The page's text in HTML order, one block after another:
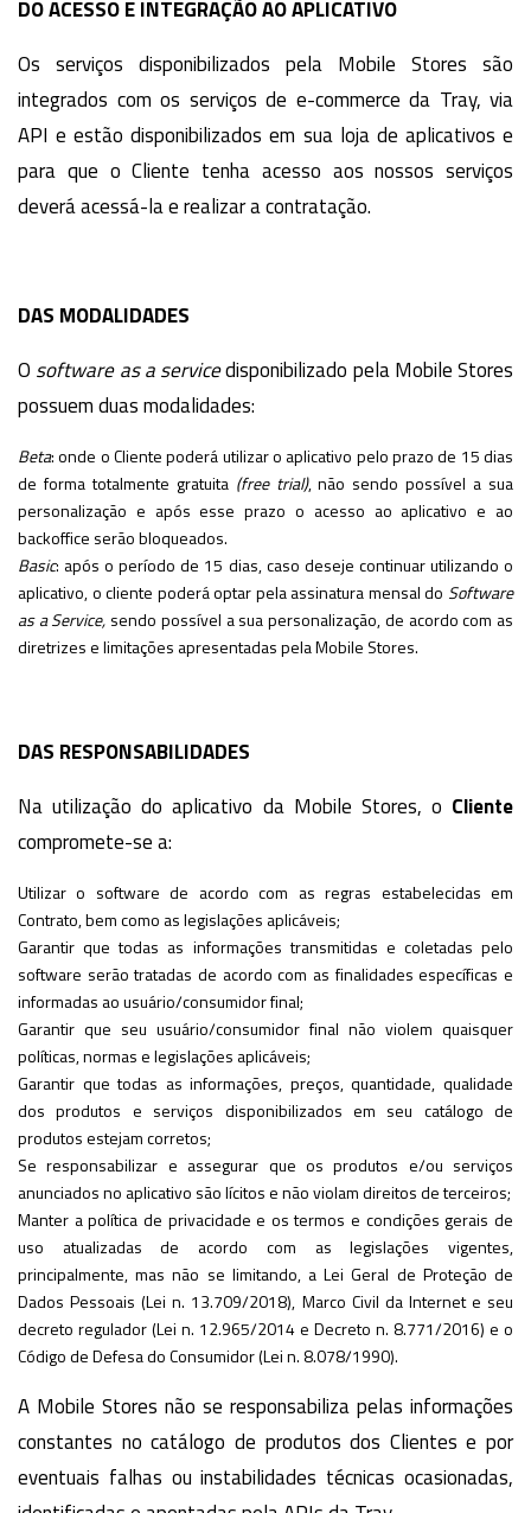
DO ACESSO E INTEGRAÇÃO AO APLICATIVO
Os serviços disponibilizados pela Mobile Stores são
integrados com os serviços de e-commerce da Tray, via
API e estão disponibilizados em sua loja de aplicativos e
para que o Cliente tenha acesso aos nossos serviços
deverá acessá-la e realizar a contratação.
DAS MODALIDADES
O software as a servicedisponibilizado pela Mobile Stores
possuem duas modalidades:
Beta: onde o Cliente poderá utilizar o aplicativo pelo prazo de 15 dias
de forma totalmente gratuita (free trial), não sendo possível a sua
personalização e após esse prazo o acesso ao aplicativo e ao
backoffice serão bloqueados.
Basic: após o período de 15 dias, caso deseje continuar utilizando o
aplicativo, o cliente poderá optar pela assinatura mensal do Software
as a Service, sendo possível a sua personalização, de acordo com as
diretrizes e limitações apresentadas pela Mobile Stores.
DAS RESPONSABILIDADES
Na utilização do aplicativo da Mobile Stores, o Cliente
compromete-se a:
Utilizar o software de acordo com as regras estabelecidas em
Contrato, bem como as legislações aplicáveis;
Garantir que todas as informações transmitidas e coletadas pelo
software serão tratadas de acordo com as finalidades específicas e
informadas ao usuário/consumidor final;
Garantir que seu usuário/consumidor final não violem quaisquer
políticas, normas e legislações aplicáveis;
Garantir que todas as informações, preços, quantidade, qualidade
dos produtos e serviços disponibilizados em seu catálogo de
produtos estejam corretos;
Se responsabilizar e assegurar que os produtos e/ou serviços
anunciados no aplicativo são lícitos e não violam direitos de terceiros;
Manter a política de privacidade e os termos e condições gerais de
uso atualizadas de acordo com as legislações vigentes,
principalmente, mas não se limitando, a Lei Geral de Proteção de
Dados Pessoais (Lei n. 13.709/2018), Marco Civil da Internet e seu
decreto regulador (Lei n. 12.965/2014 e Decreto n. 8.771/2016) e o
Código de Defesa do Consumidor (Lei n. 8.078/1990).
A Mobile Stores não se responsabiliza pelas informações
constantes no catálogo de produtos dos Clientes e por
eventuais falhas ou instabilidades técnicas ocasionadas,